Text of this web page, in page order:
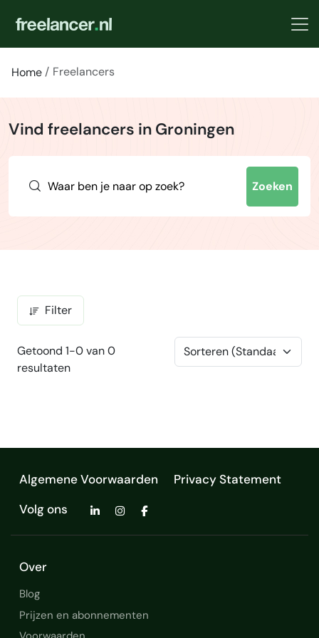
Home Freelancers
Vind freelancers in Groningen
Zoeken
Filter
Getoond 1-0 van 0
resultaten
Algemene Voorwaarden
Privacy Statement
Volg ons
Over
Blog
Prijzen en abonnementen